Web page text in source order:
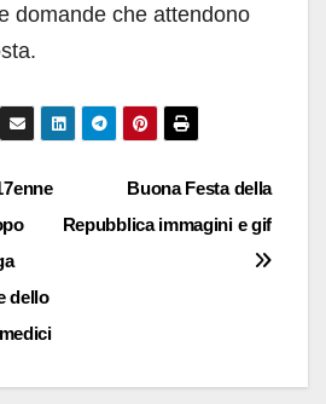
domande che attendono
Buona Festa della
Repubblica immagini e gif
dello